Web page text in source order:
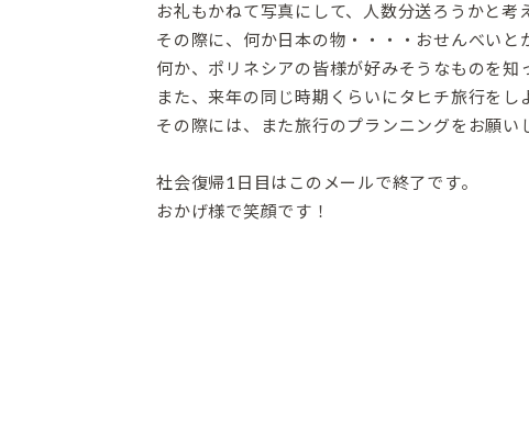
お礼もかねて写真にして、人数分送ろうかと考
その際に、何か日本の物・・・・おせんべいと
何か、ポリネシアの皆様が好みそうなものを知
また、来年の同じ時期くらいにタヒチ旅行をし
その際には、また旅行のプランニングをお願い
社会復帰1日目はこのメールで終了です。
おかげ様で笑顔です！